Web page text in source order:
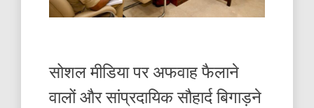
सोशल मीडिया पर अफवाह फैलाने
वालों और सांप्रदायिक सौहार्द बिगाड़ने